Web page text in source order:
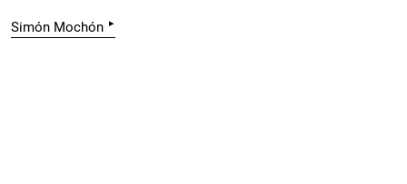
Simón Mochón ▸